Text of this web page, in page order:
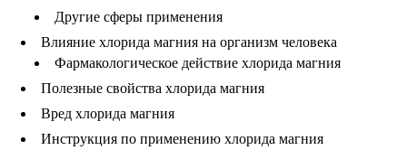
Другие сферы применения
Влияние хлорида магния на организм человека
Фармакологическое действие хлорида магния
Полезные свойства хлорида магния
Вред хлорида магния
Инструкция по применению хлорида магния